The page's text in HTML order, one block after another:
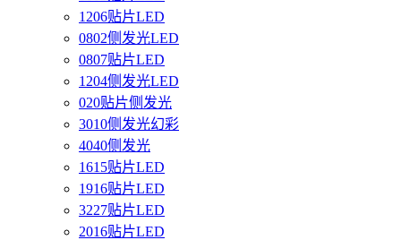
1206贴片LED
0802侧发光LED
0807贴片LED
1204侧发光LED
020贴片侧发光
3010侧发光幻彩
4040侧发光
1615贴片LED
1916贴片LED
3227贴片LED
2016贴片LED